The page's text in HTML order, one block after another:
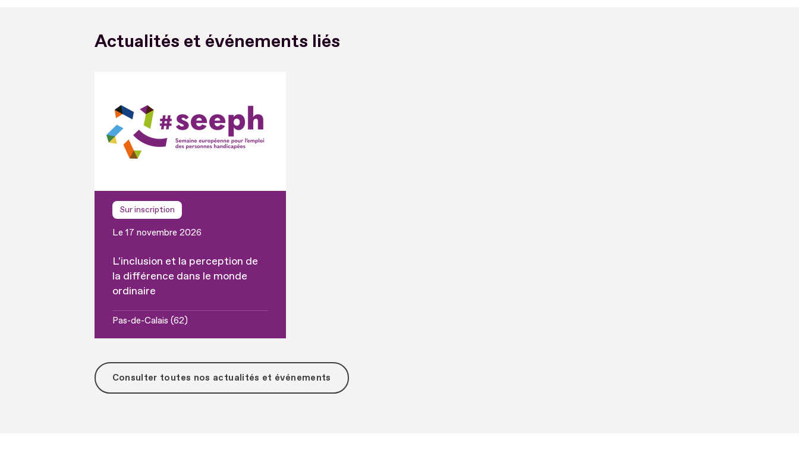
Actualités et événements liés
Sur inscription
Le 17 novembre 2026
L'inclusion et la perception de
la différence dans le monde
ordinaire
Pas-de-Calais (62)
Consulter toutes nos actualités et événements